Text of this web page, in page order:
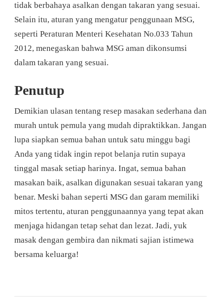
tidak berbahaya asalkan dengan takaran yang sesuai.
Selain itu, aturan yang mengatur penggunaan MSG,
seperti Peraturan Menteri Kesehatan No.033 Tahun
2012, menegaskan bahwa MSG aman dikonsumsi
dalam takaran yang sesuai.
Penutup
Demikian ulasan tentang resep masakan sederhana dan
murah untuk pemula yang mudah dipraktikkan. Jangan
lupa siapkan semua bahan untuk satu minggu bagi
Anda yang tidak ingin repot belanja rutin supaya
tinggal masak setiap harinya. Ingat, semua bahan
masakan baik, asalkan digunakan sesuai takaran yang
benar. Meski bahan seperti MSG dan garam memiliki
mitos tertentu, aturan penggunaannya yang tepat akan
menjaga hidangan tetap sehat dan lezat. Jadi, yuk
masak dengan gembira dan nikmati sajian istimewa
bersama keluarga!